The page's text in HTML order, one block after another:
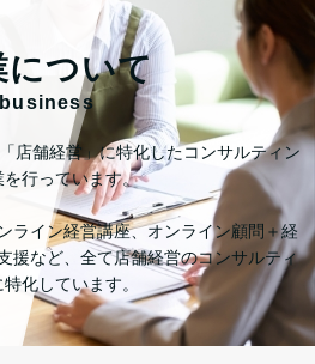
について
business
店舗経営」に特化したコンサルティン
を行っています。
ライン経営講座、オンライン顧問＋経
援など、全て店舗経営のコンサルティ
特化しています。